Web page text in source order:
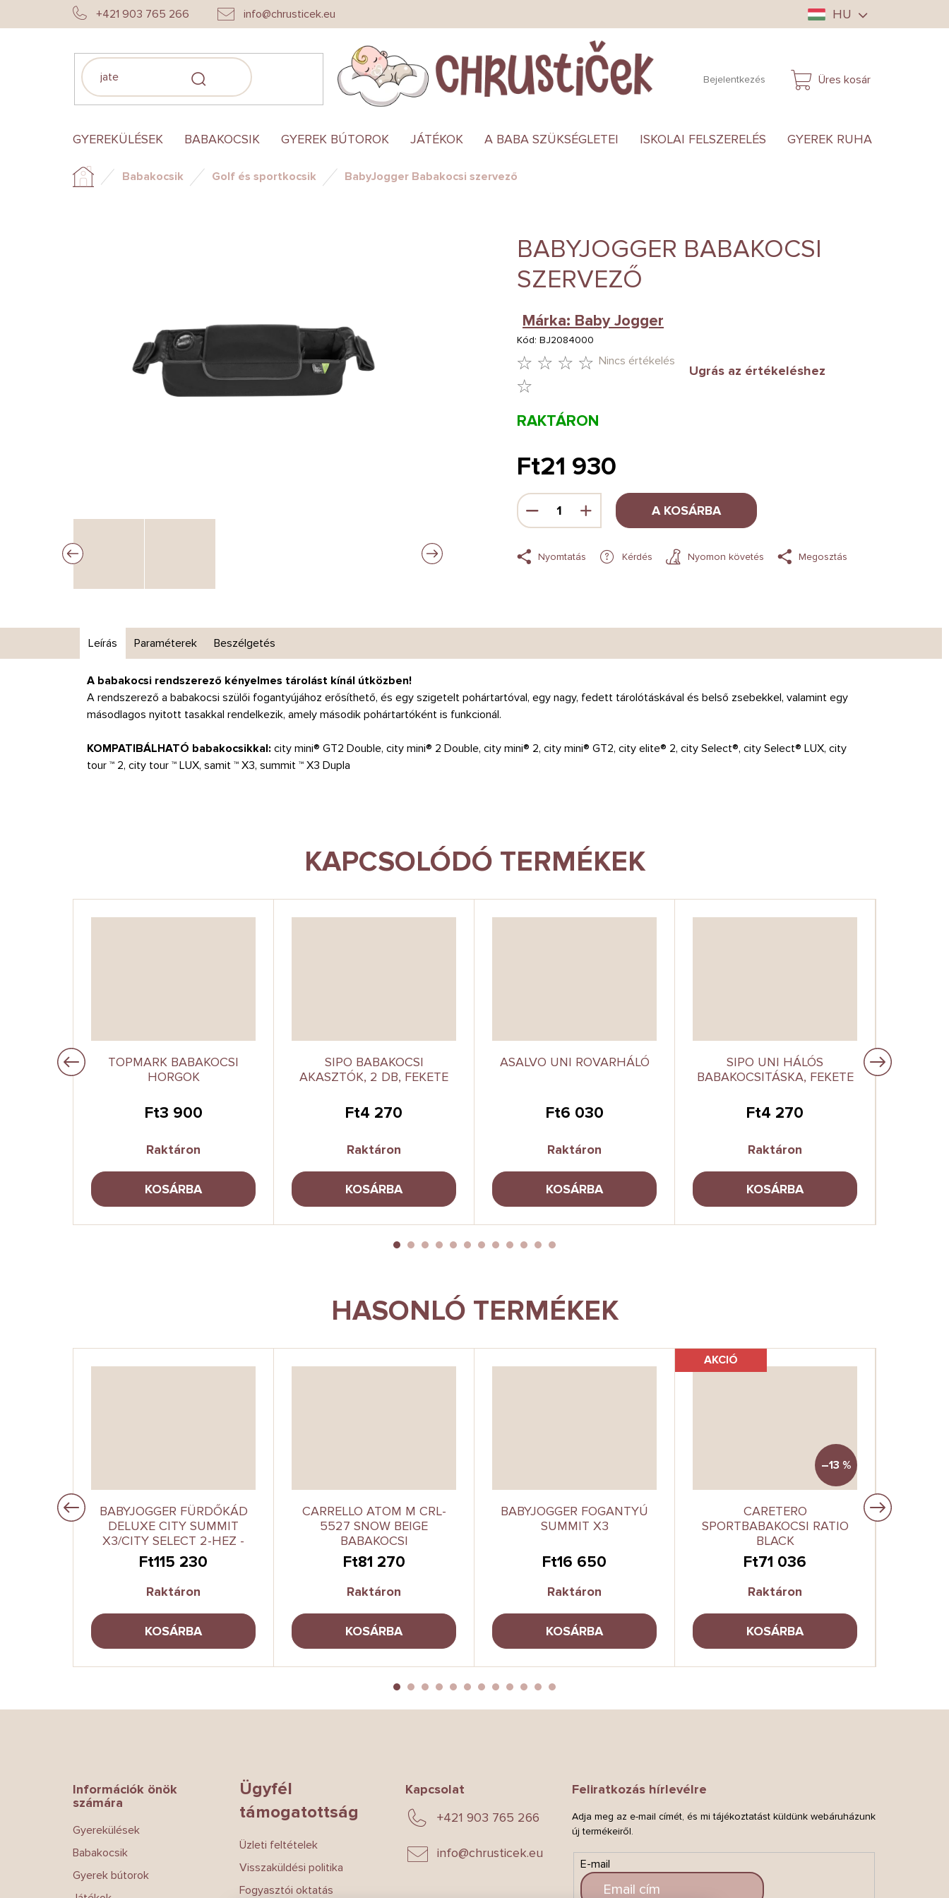
+421 903 765 266 info@chrusticek.eu HU
KERESÉS Bejelentkezés
KOSÁR
Üres kosár
GYEREKÜLÉSEK BABAKOCSIK GYEREK BÚTOROK JÁTÉKOK A BABA SZÜKSÉGLETEI ISKOLAI FELSZERELÉS GYEREK RUHA
KezdőlapBabakocsik Golf és sportkocsik BabyJogger Babakocsi szervező
BABYJOGGER BABAKOCSI
SZERVEZŐ
TERMÉK
ÉRTÉKELÉSE
5-
BŐL
0,0
CSILLAG.
Nincs értékelés
Ugrás az értékeléshez
Kód: BJ2084000
Márka: Baby Jogger
RAKTÁRON
Ft21 930
Egységár:
A KOSÁRBA
Nyomtatás Kérdés Nyomon követés Megosztás
Leírás Paraméterek Beszélgetés
A babakocsi rendszerező kényelmes tárolást kínál útközben!
A rendszerező a babakocsi szülői fogantyújához erősíthető, és egy szigetelt pohártartóval, egy nagy, fedett tárolótáskával és belső zsebekkel, valamint egy
másodlagos nyitott tasakkal rendelkezik, amely második pohártartóként is funkcionál.
KOMPATIBÁLHATÓ babakocsikkal: city mini® GT2 Double, city mini® 2 Double, city mini® 2, city mini® GT2, city elite® 2, city Select®, city Select® LUX, city
tour ™ 2, city tour ™ LUX, samit ™ X3, summit ™ X3 Dupla
KAPCSOLÓDÓ TERMÉKEK
TOPMARK BABAKOCSI
HORGOK
Ft3 900
Raktáron
KOSÁRBA
SIPO BABAKOCSI
AKASZTÓK, 2 DB, FEKETE
Ft4 270
Raktáron
KOSÁRBA
ASALVO UNI ROVARHÁLÓ
Ft6 030
Raktáron
KOSÁRBA
SIPO UNI HÁLÓS
BABAKOCSITÁSKA, FEKETE
Ft4 270
Raktáron
KOSÁRBA
HASONLÓ TERMÉKEK
BABYJOGGER FÜRDŐKÁD
DELUXE CITY SUMMIT
X3/CITY SELECT 2-HEZ -
PRIMÁZ FEKETE
Ft115 230
Raktáron
KOSÁRBA
CARRELLO ATOM M CRL-
5527 SNOW BEIGE
BABAKOCSI
Ft81 270
Raktáron
KOSÁRBA
BABYJOGGER FOGANTYÚ
SUMMIT X3
Ft16 650
Raktáron
KOSÁRBA
AKCIÓ
–13 %
CARETERO
SPORTBABAKOCSI RATIO
BLACK
Ft71 036
Raktáron
KOSÁRBA
Információk önök
számára
Gyerekülések
Babakocsik
Gyerek bútorok
Ügyfél
támogatottság
Üzleti feltételek
Visszaküldési politika
Fogyasztói oktatás
Kapcsolat
info@chrusticek.eu
+421 903 765 266
Feliratkozás hírlevélre
Adja meg az e-mail címét, és mi tájékoztatást küldünk webáruházunk
új termékeiről.
E-mail